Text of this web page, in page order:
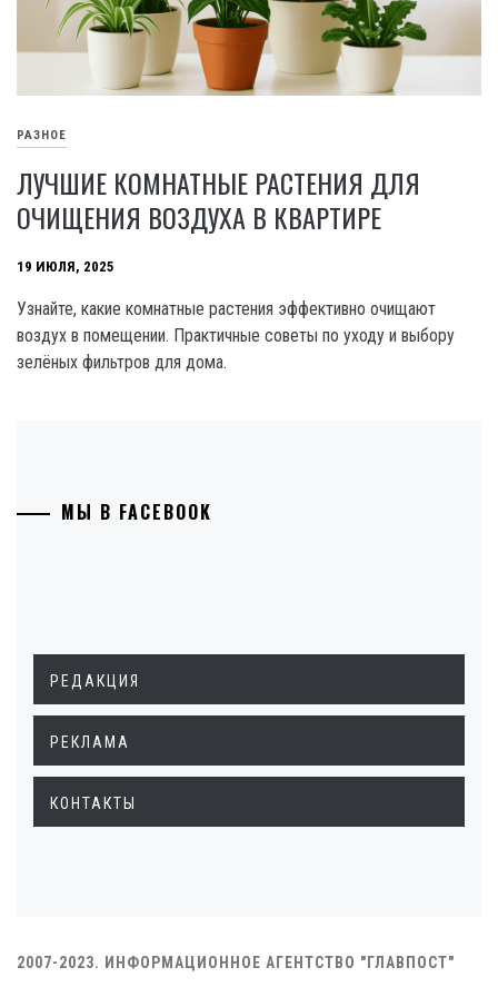
РАЗНОЕ
ЛУЧШИЕ КОМНАТНЫЕ РАСТЕНИЯ ДЛЯ
ОЧИЩЕНИЯ ВОЗДУХА В КВАРТИРЕ
19 ИЮЛЯ, 2025
Узнайте, какие комнатные растения эффективно очищают
воздух в помещении. Практичные советы по уходу и выбору
зелёных фильтров для дома.
МЫ В FACEBOOK
РЕДАКЦИЯ
РЕКЛАМА
КОНТАКТЫ
2007-2023. ИНФОРМАЦИОННОЕ АГЕНТСТВО "ГЛАВПОСТ"